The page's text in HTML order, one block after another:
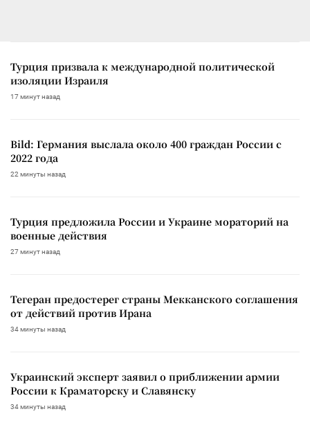
Турция призвала к международной политической
изоляции Израиля
17 минут назад
Bild: Германия выслала около 400 граждан России с
2022 года
22 минуты назад
Турция предложила России и Украине мораторий на
военные действия
27 минут назад
Тегеран предостерег страны Мекканского соглашения
от действий против Ирана
34 минуты назад
Украинский эксперт заявил о приближении армии
России к Краматорску и Славянску
34 минуты назад